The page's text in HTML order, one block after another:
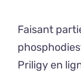
Faisant
Priligy en